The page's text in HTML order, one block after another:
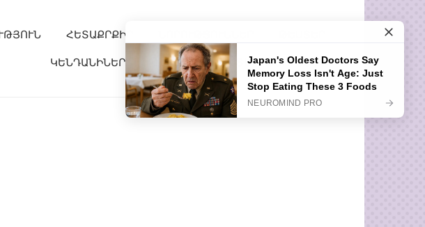
ՀԵՏԱՔՐՔԻՐ
ԿԵՆԴԱՆԻՆԵՐ ՀԵՏԱՔՐՔԻՐ ՊԱՏՄՈՒԹՅՈՒՆՆԵՐ